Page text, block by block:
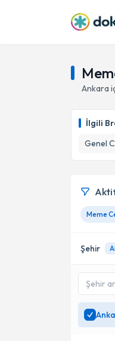
Ankara
İlgili
Genel
Meme
Şehir